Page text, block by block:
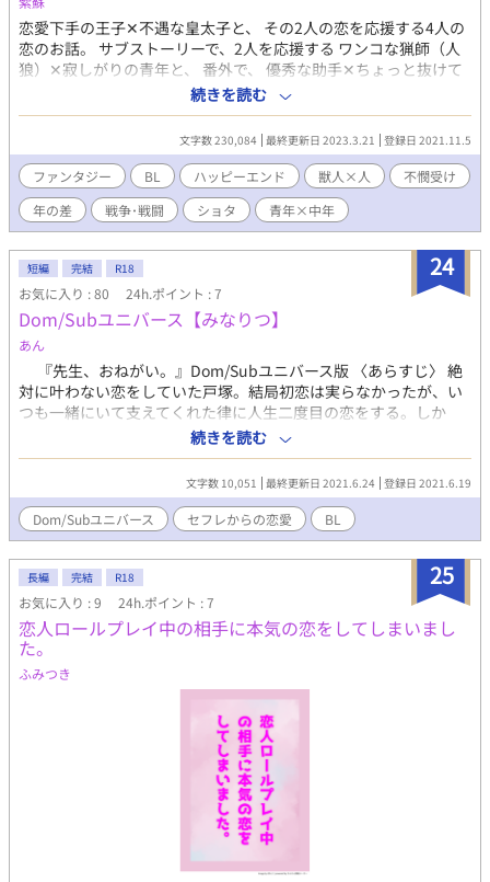
恋愛下手の王子✕不遇な皇太子と、 その2人の恋を応援する4人の
恋のお話。 サブストーリーで、2人を応援する ワンコな猟師（人
狼）✕寂しがりの青年と、 番外で、 優秀な助手✕ちょっと抜けて
る先生 のお話もあり。 合計3つのカップルのお話で、 不遇な皇太
子が幸せになるまで続きます。 6人の人間関係が絡み合って、最後
は大団円…になる予定。 会話中心で話が展開します。 まだ魔法が
使える人間がいない時代の異世界での、なんちゃってファンタジ
ー。 ＜現在、読みやすくするために大幅改稿中＞ ※基本的にはタ
イトルの頭に書かれている人物の一人称視点で話が進みます。 ※
幕間は、三人称視点です。 ※残酷な表現がありますので、嫌いな
方はお読みにならないでください！ ※★が頭についているところ
はR-18です。 ※☆が頭についているところはちょいエロ。 感想、
絶賛受付中です！
続きを読む
文字数 230,084 最終更新日 2023.3.21 登録日 2021.11.5
ファンタジー BL ハッピーエンド 獣人×人
不憫受け
年の差
戦争･戦闘 ショタ 青年×中年
24
短編 完結 R18
お気に入り : 80 24h.ポイント : 7
Dom/Subユニバース【みなりつ】
あん
『先生、おねがい。』Dom/Subユニバース版 〈あらすじ〉 絶
対に叶わない恋をしていた戸塚。結局初恋は実らなかったが、い
つも一緒にいて支えてくれた律に人生二度目の恋をする。しか
し、律には自分以外にもセフレがいるため、想いを告げることは
なく曖昧な関係を続けていた。そんなとき、律が自分とのPlay中
に、Sub dropになりかけて──？ ※キャラ同士の人間関係は
基本的に本編と一緒です。 ※本編未読でもあらすじを読んで頂け
れば大丈夫です！ ※全6話
続きを読む
文字数 10,051 最終更新日 2021.6.24 登録日 2021.6.19
Dom/Subユニバース セフレからの恋愛 BL
25
長編 完結 R18
お気に入り : 9 24h.ポイント : 7
恋人ロールプレイ中の相手に本気の恋をしてしまいまし
た。
ふみつき